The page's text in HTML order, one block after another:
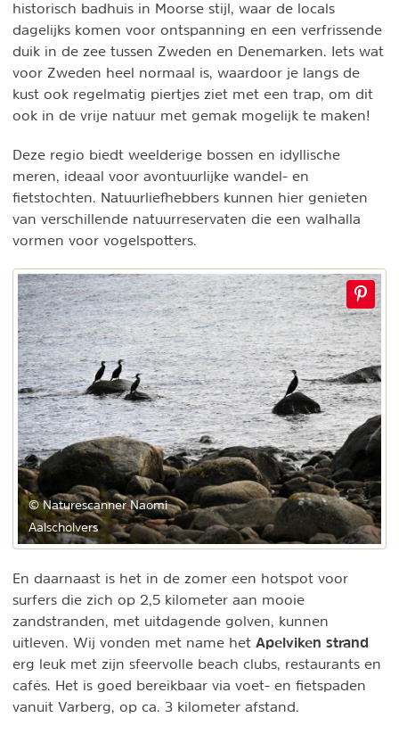
historisch badhuis in Moorse stijl, waar de locals
dagelijks komen voor ontspanning en een verfrissende
duik in de zee tussen Zweden en Denemarken. Iets wat
voor Zweden heel normaal is, waardoor je langs de
kust ook regelmatig piertjes ziet met een trap, om dit
ook in de vrije natuur met gemak mogelijk te maken!
Deze regio biedt weelderige bossen en idyllische
meren, ideaal voor avontuurlijke wandel- en
fietstochten. Natuurliefhebbers kunnen hier genieten
van verschillende natuurreservaten die een walhalla
vormen voor vogelspotters.
© Naturescanner Naomi
Aalscholvers
En daarnaast is het in de zomer een hotspot voor
surfers die zich op 2,5 kilometer aan mooie
zandstranden, met uitdagende golven, kunnen
uitleven. Wij vonden met name het Apelviken strand
erg leuk met zijn sfeervolle beach clubs, restaurants en
cafés. Het is goed bereikbaar via voet- en fietspaden
vanuit Varberg, op ca. 3 kilometer afstand.